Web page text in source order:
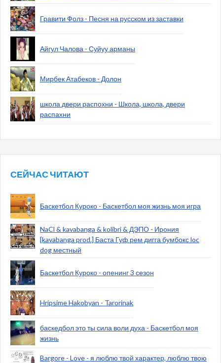
Гравити Фолз - Песня на русском из заставки
Айгул Чалова - Суйуу арманы
Мирбек Атабеков - Долон
школа двери распохни - Школа, школа, двери
распахни
СЕЙЧАС ЧИТАЮТ
Баскетбол Куроко - Баскетбол моя жизнь моя игра
NaCl & kavabanga & kolibri & ДЭПО - Ирония
[kavabanga prod.] Баста Гуф рем дигга бумбокс loc
dog местный
Баскетбол Куроко - опенинг 3 сезон
Hripsime Hakobyan - Tarorinak
баскедбол это ты сила воли духа - Баскетбол моя
жизнь
Bargore - Love - я люблю твой характер, люблю твою